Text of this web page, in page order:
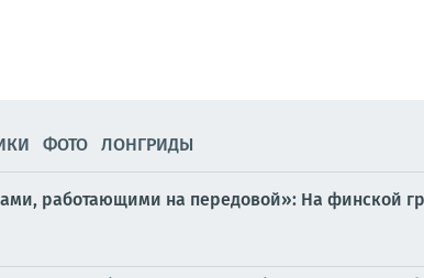
ФОТО ЛОНГРИДЫ
работающими на передовой»: На финской